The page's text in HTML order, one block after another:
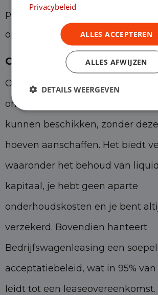
persoonlijke situatie en gaan
op zoek naar de beste oplossing.
Conclusie
Operational lease is een manier
ondernemers toch over een
kunnen beschikken, zonder
hoeven aanschaffen. Het biedt
waaronder het behoud van
kapitaal, je hebt geen aparte
onderhoudskosten en je bent
verzekerd. Bovendien hanteert
Bedrijfswagenleasing een soepel
acceptatiebeleid, wat in 95%
leidt tot een leaseovereenkomst.
Privacybeleid
ALLES ACCEPTEREN
ALLES AFWIJZEN
DETAILS WEERGEVEN